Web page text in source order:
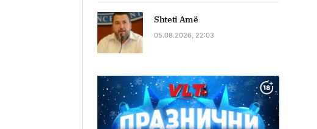
Shteti Amë
05.08.2026, 22:03